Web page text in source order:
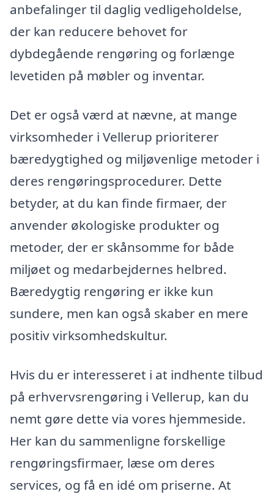
anbefalinger til daglig vedligeholdelse,
der kan reducere behovet for
dybdegående rengøring og forlænge
levetiden på møbler og inventar.
Det er også værd at nævne, at mange
virksomheder i Vellerup prioriterer
bæredygtighed og miljøvenlige metoder i
deres rengøringsprocedurer. Dette
betyder, at du kan finde firmaer, der
anvender økologiske produkter og
metoder, der er skånsomme for både
miljøet og medarbejdernes helbred.
Bæredygtig rengøring er ikke kun
sundere, men kan også skaber en mere
positiv virksomhedskultur.
Hvis du er interesseret i at indhente tilbud
på erhvervsrengøring i Vellerup, kan du
nemt gøre dette via vores hjemmeside.
Her kan du sammenligne forskellige
rengøringsfirmaer, læse om deres
services, og få en idé om priserne. At